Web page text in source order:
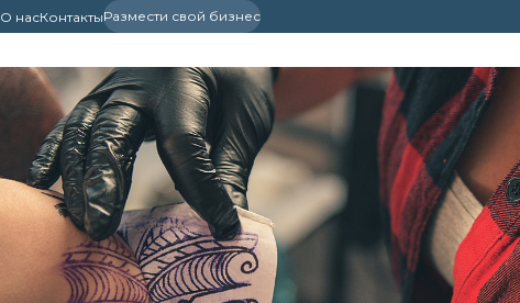
О насКонтактыРазмести свой бизнес